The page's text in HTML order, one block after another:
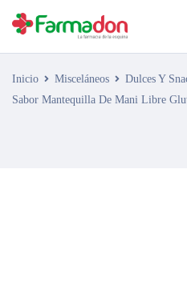
Inicio Misceláneos Dulces Y
Sabor Mantequilla De Mani Libre